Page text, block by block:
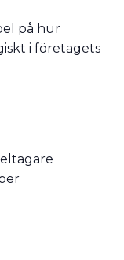
på hur
i företagets